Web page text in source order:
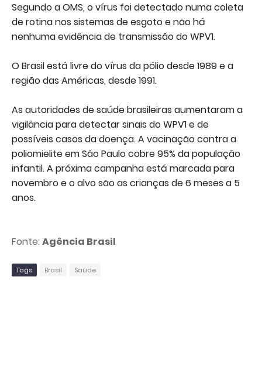
Segundo a OMS, o vírus foi detectado numa coleta
de rotina nos sistemas de esgoto e não há
nenhuma evidência de transmissão do WPV1.
O Brasil está livre do vírus da pólio desde 1989 e a
região das Américas, desde 1991.
As autoridades de saúde brasileiras aumentaram a
vigilância para detectar sinais do WPV1 e de
possíveis casos da doença. A vacinação contra a
poliomielite em São Paulo cobre 95% da população
infantil. A próxima campanha está marcada para
novembro e o alvo são as crianças de 6 meses a 5
anos.
Fonte: Agência Brasil
Tags Brasil Saúde